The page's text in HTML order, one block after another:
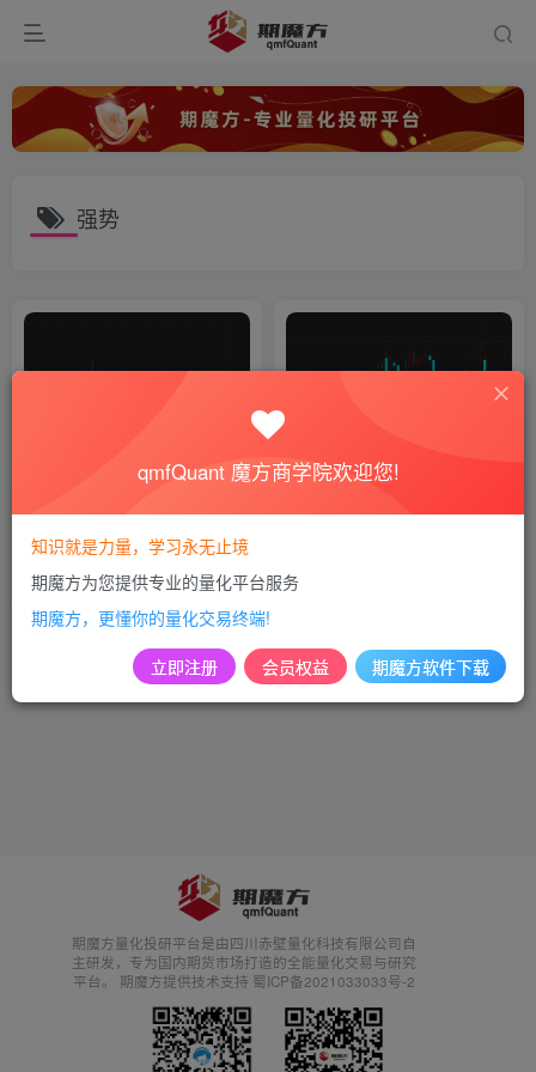
强势
何演绎？
市场动态
2年前 251
交割忧虑短期难缓解
期魔方量化投研平台是由四川赤壁量化科技有限公司自
主研发，专为国内期货市场打造的全能量化交易与研究
平台。 期魔方提供技术支持 蜀ICP备2021033033号-2
qmfQuant 魔方商学院欢迎您!
知识就是力量，学习永无止境
期魔方为您提供专业的量化平台服务
期魔方，更懂你的量化交易终端!
立即注册 会员权益 期魔方软件下载